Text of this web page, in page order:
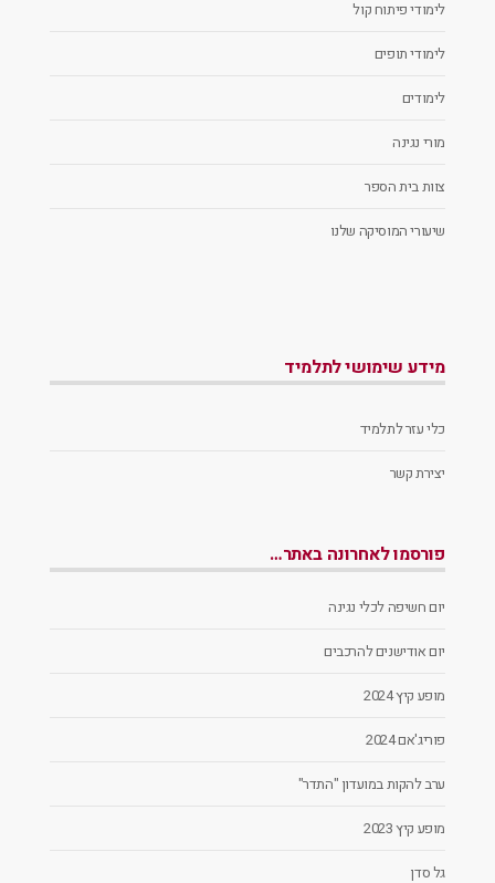
לימודי פיתוח קול
לימודי תופים
לימודים
מורי נגינה
צוות בית הספר
שיעורי המוסיקה שלנו
מידע שימושי לתלמיד
כלי עזר לתלמיד
יצירת קשר
פורסמו לאחרונה באתר…
יום חשיפה לכלי נגינה
יום אודישנים להרכבים
מופע קיץ 2024
פוריג'אם 2024
ערב להקות במועדון "התדר"
מופע קיץ 2023
גל סדן